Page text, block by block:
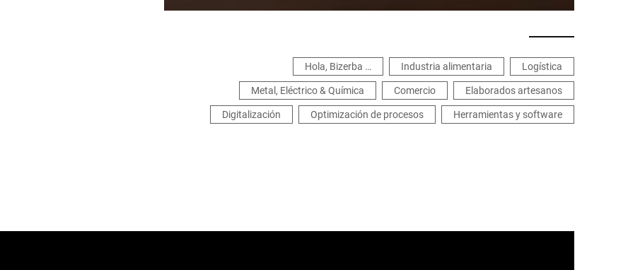
Hola, Bizerba … Industria alimentaria
Logística
Metal, Eléctrico & Química
Comercio
Elaborados artesanos
Digitalización
Optimización de procesos Herramientas y software